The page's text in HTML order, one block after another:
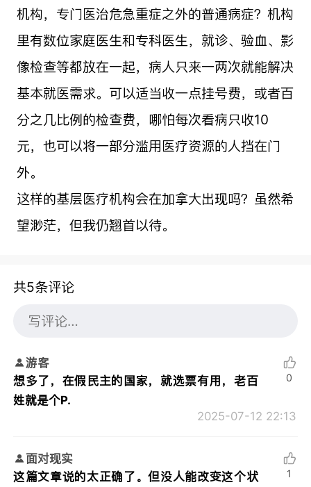
机构，专门医治危急重症之外的普通病症？机构
里有数位家庭医生和专科医生，就诊、验血、影
像检查等都放在一起，病人只来一两次就能解决
基本就医需求。可以适当收一点挂号费，或者百
分之几比例的检查费，哪怕每次看病只收10
元，也可以将一部分滥用医疗资源的人挡在门
外。
这样的基层医疗机构会在加拿大出现吗？虽然希
望渺茫，但我仍翘首以待。
共5条评论
游客
想多了，在假民主的国家，就选票有用，老百
姓就是个P.
2025-07-12 22:13
0
面对现实
这篇文章说的太正确了。但没人能改变这个状
1